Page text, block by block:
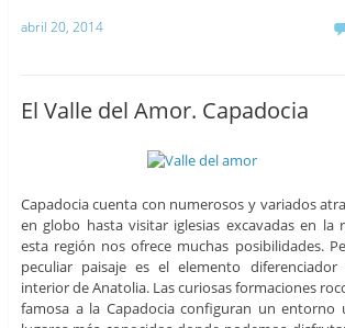
abril 20, 2014
El Valle del Amor. Capadocia
Capadocia cuenta con numerosos y variados
en globo hasta visitar iglesias excavadas en la
esta región nos ofrece muchas posibilidades.
peculiar paisaje es el elemento
interior de Anatolia. Las curiosas formaciones
famosa a la Capadocia configuran un